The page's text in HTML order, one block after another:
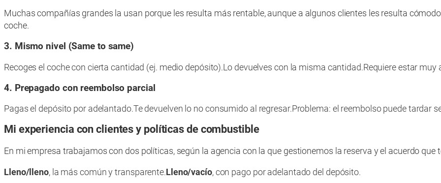
Muchas compañías grandes la usan porque les resulta más rentable, aunque a algunos clientes les resulta
coche.
3. Mismo nivel (Same to same)
Recoges el coche con cierta cantidad (ej. medio depósito).Lo devuelves con la misma cantidad.Requiere estar
4. Prepagado con reembolso parcial
Pagas el depósito por adelantado.Te devuelven lo no consumido al regresar.Problema: el reembolso puede tardar
Mi experiencia con clientes y políticas de combustible
En mi empresa trabajamos con dos políticas, según la agencia con la que gestionemos la reserva y el acuerdo que
Lleno/lleno, la más común y transparente.Lleno/vacío, con pago por adelantado del depósito.